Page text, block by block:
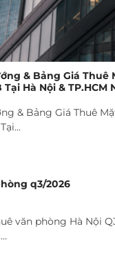
& Bảng Giá Thuê
Hà Nội & TP.HCM
& Bảng Giá Thuê
q3/2026
văn phòng Hà Nội